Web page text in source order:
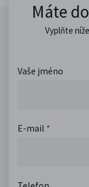
Máte
Vyplňte
Vaše jméno
E-mail *